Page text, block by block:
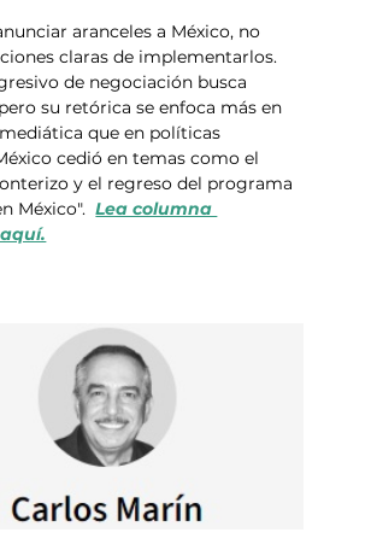
aranceles a México, no
claras de implementarlos.
de negociación busca
su retórica se enfoca más en
que en políticas
cedió en temas como el
y el regreso del programa
México". Lea columna